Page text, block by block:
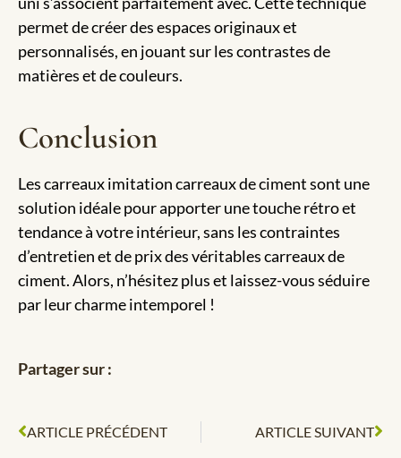
permet de créer des espaces originaux et
personnalisés, en jouant sur les contrastes de
matières et de couleurs.
Conclusion
Les carreaux imitation carreaux de ciment sont une
solution idéale pour apporter une touche rétro et
tendance à votre intérieur, sans les contraintes
d’entretien et de prix des véritables carreaux de
ciment. Alors, n’hésitez plus et laissez-vous séduire
par leur charme intemporel !
Partager sur :
ARTICLE PRÉCÉDENT ARTICLE SUIVANT